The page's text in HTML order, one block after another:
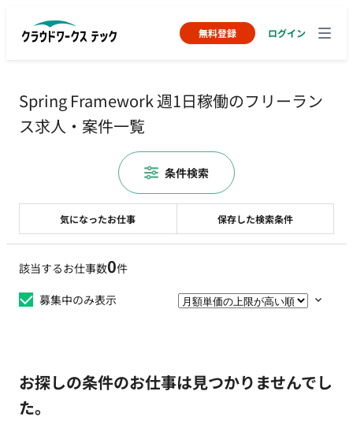
無料登録 ログイン
Spring Framework 週1日稼働のフリーラン
ス求人・案件一覧
該当するお仕事数0件
募集中のみ表示
お探しの条件のお仕事は見つかりませんでし
た。
気になったお仕事 保存した検索条件
条件検索